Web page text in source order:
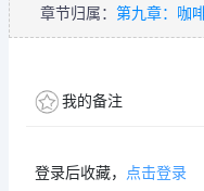
章节归属： 第九章：咖
我的备注
登录后收藏， 点击登录